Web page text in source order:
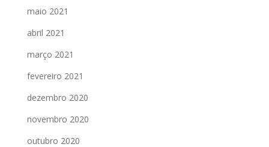
maio 2021
abril 2021
março 2021
fevereiro 2021
dezembro 2020
novembro 2020
outubro 2020